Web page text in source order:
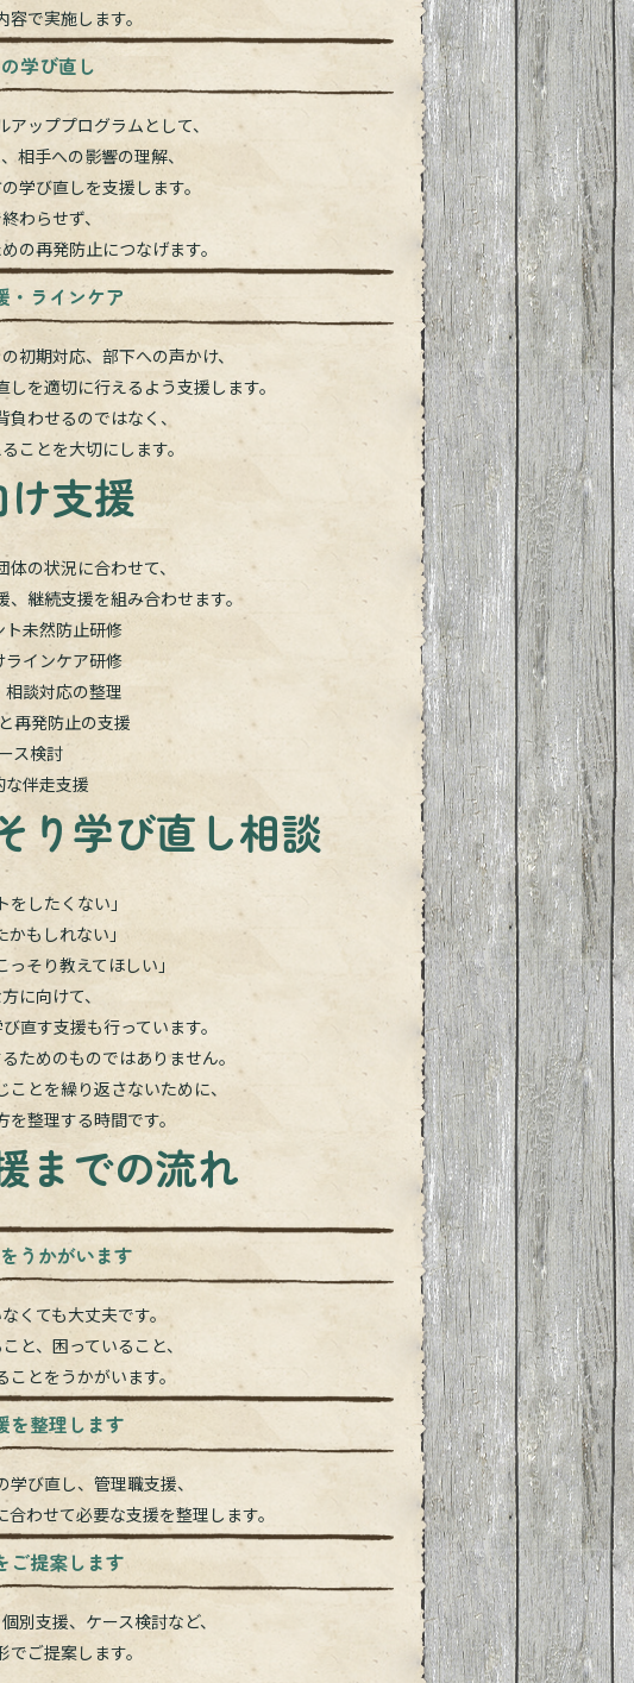
で実施します。
学び直し
ッププログラムとして、
相手への影響の理解、
学び直しを支援します。
わらせず、
の再発防止につなげます。
・ラインケア
初期対応、部下への声かけ、
を適切に行えるよう支援します。
わせるのではなく、
ことを大切にします。
支援
の状況に合わせて、
、継続支援を組み合わせます。
ト未然防止研修
ラインケア研修
談対応の整理
再発防止の支援
ス検討
な伴走支援
り学び直し相談
をしたくない」
かもしれない」
っそり教えてほしい」
に向けて、
直す支援も行っています。
ためのものではありません。
とを繰り返さないために、
整理する時間です。
までの流れ
うかがいます
くても大丈夫です。
と、困っていること、
ことをうかがいます。
を整理します
び直し、管理職支援、
わせて必要な支援を整理します。
ご提案します
別支援、ケース検討など、
ご提案します。